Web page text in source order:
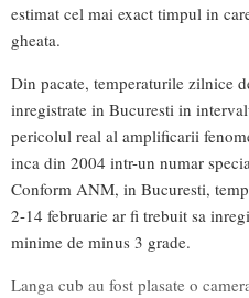
estimat cel mai exact timpul in
gheata.
Din pacate, temperaturile zilnice
inregistrate in Bucuresti in
pericolul real al amplificarii
inca din 2004 intr-un numar
Conform ANM, in Bucuresti,
2-14 februarie ar fi trebuit sa
minime de minus 3 grade.
Langa cub au fost plasate o